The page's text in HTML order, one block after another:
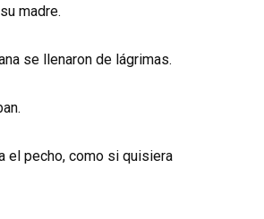
madre.
se llenaron de lágrimas.
el pecho, como si quisiera